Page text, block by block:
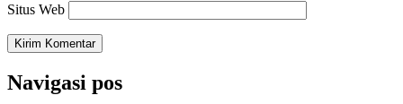
Situs Web
Navigasi pos